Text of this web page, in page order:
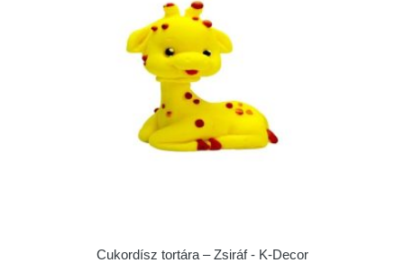
Cukordísz tortára – Zsiráf - K-Decor